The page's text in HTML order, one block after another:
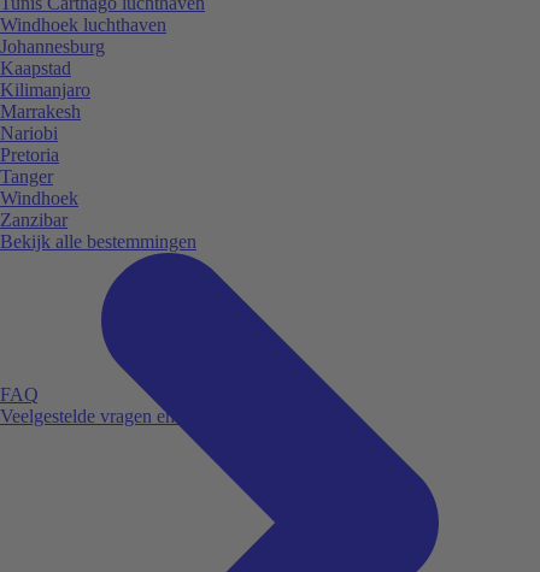
FAQ
Veelgestelde vragen en antwoorden.
Windhoek luchthaven
Johannesburg
Kaapstad
Kilimanjaro
Marrakesh
Nariobi
Pretoria
Tanger
Windhoek
Zanzibar
Bekijk alle bestemmingen